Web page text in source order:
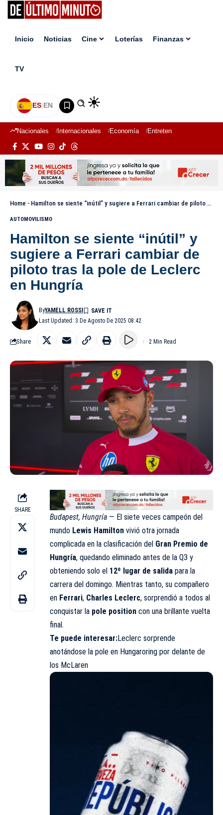
Inicio Noticias Cine Loterías Finanzas
TV
ES|EN
Nacionales Internacionales Economía Entretenimiento
Home - Hamilton se siente “inútil” y sugiere a Ferrari cambiar de piloto tras la pole de Leclerc en Hungría
AUTOMOVILISMO
Hamilton se siente “inútil” y
sugiere a Ferrari cambiar de
piloto tras la pole de Leclerc
en Hungría
Last Updated: 3 De Agosto De 2025 08:42
ByYAMELL ROSSI
Share 2 Min Read
SHARE
Budapest, Hungría — El siete veces campeón del
mundo Lewis Hamilton vivió otra jornada
complicada en la clasificación del Gran Premio de
Hungría, quedando eliminado antes de la Q3 y
obteniendo solo el 12º lugar de salida para la
carrera del domingo. Mientras tanto, su compañero
en Ferrari, Charles Leclerc, sorprendió a todos al
conquistar la pole position con una brillante vuelta
final.
Te puede interesar:Leclerc sorprende
anotándose la pole en Hungaroring por delante de
los McLaren